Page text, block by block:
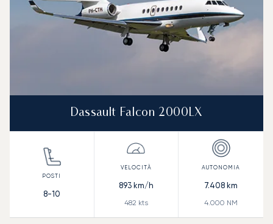
Dassault Falcon 2000LX
8-10
893km/h
482 kts
7.408 km
4.000 NM